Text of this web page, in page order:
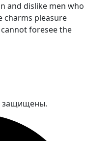
and dislike men who
charms pleasure
foresee the
защищены.